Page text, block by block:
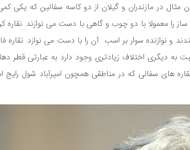
مثال در مازندران و گیلان از دو کاسه سفالین که یکی
یکی ۱۶ و دیگری ۲۲ سانتی متر است. این ساز را معمولا با دو چوب و گاهی با دست می نوازند.
و نوازنده سوار بر اسب آن را با دست می نوازد. نقاره
نقاره های سفالی که در مناطقی همچون امیرآباد شول